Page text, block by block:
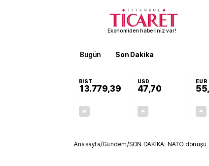
Ekonomiden haberiniz var!
Bugün Son Dakika
BIST
13.779,39
USD
47,70
EUR
Anasayfa/Gündem/SON DAKİKA: NATO